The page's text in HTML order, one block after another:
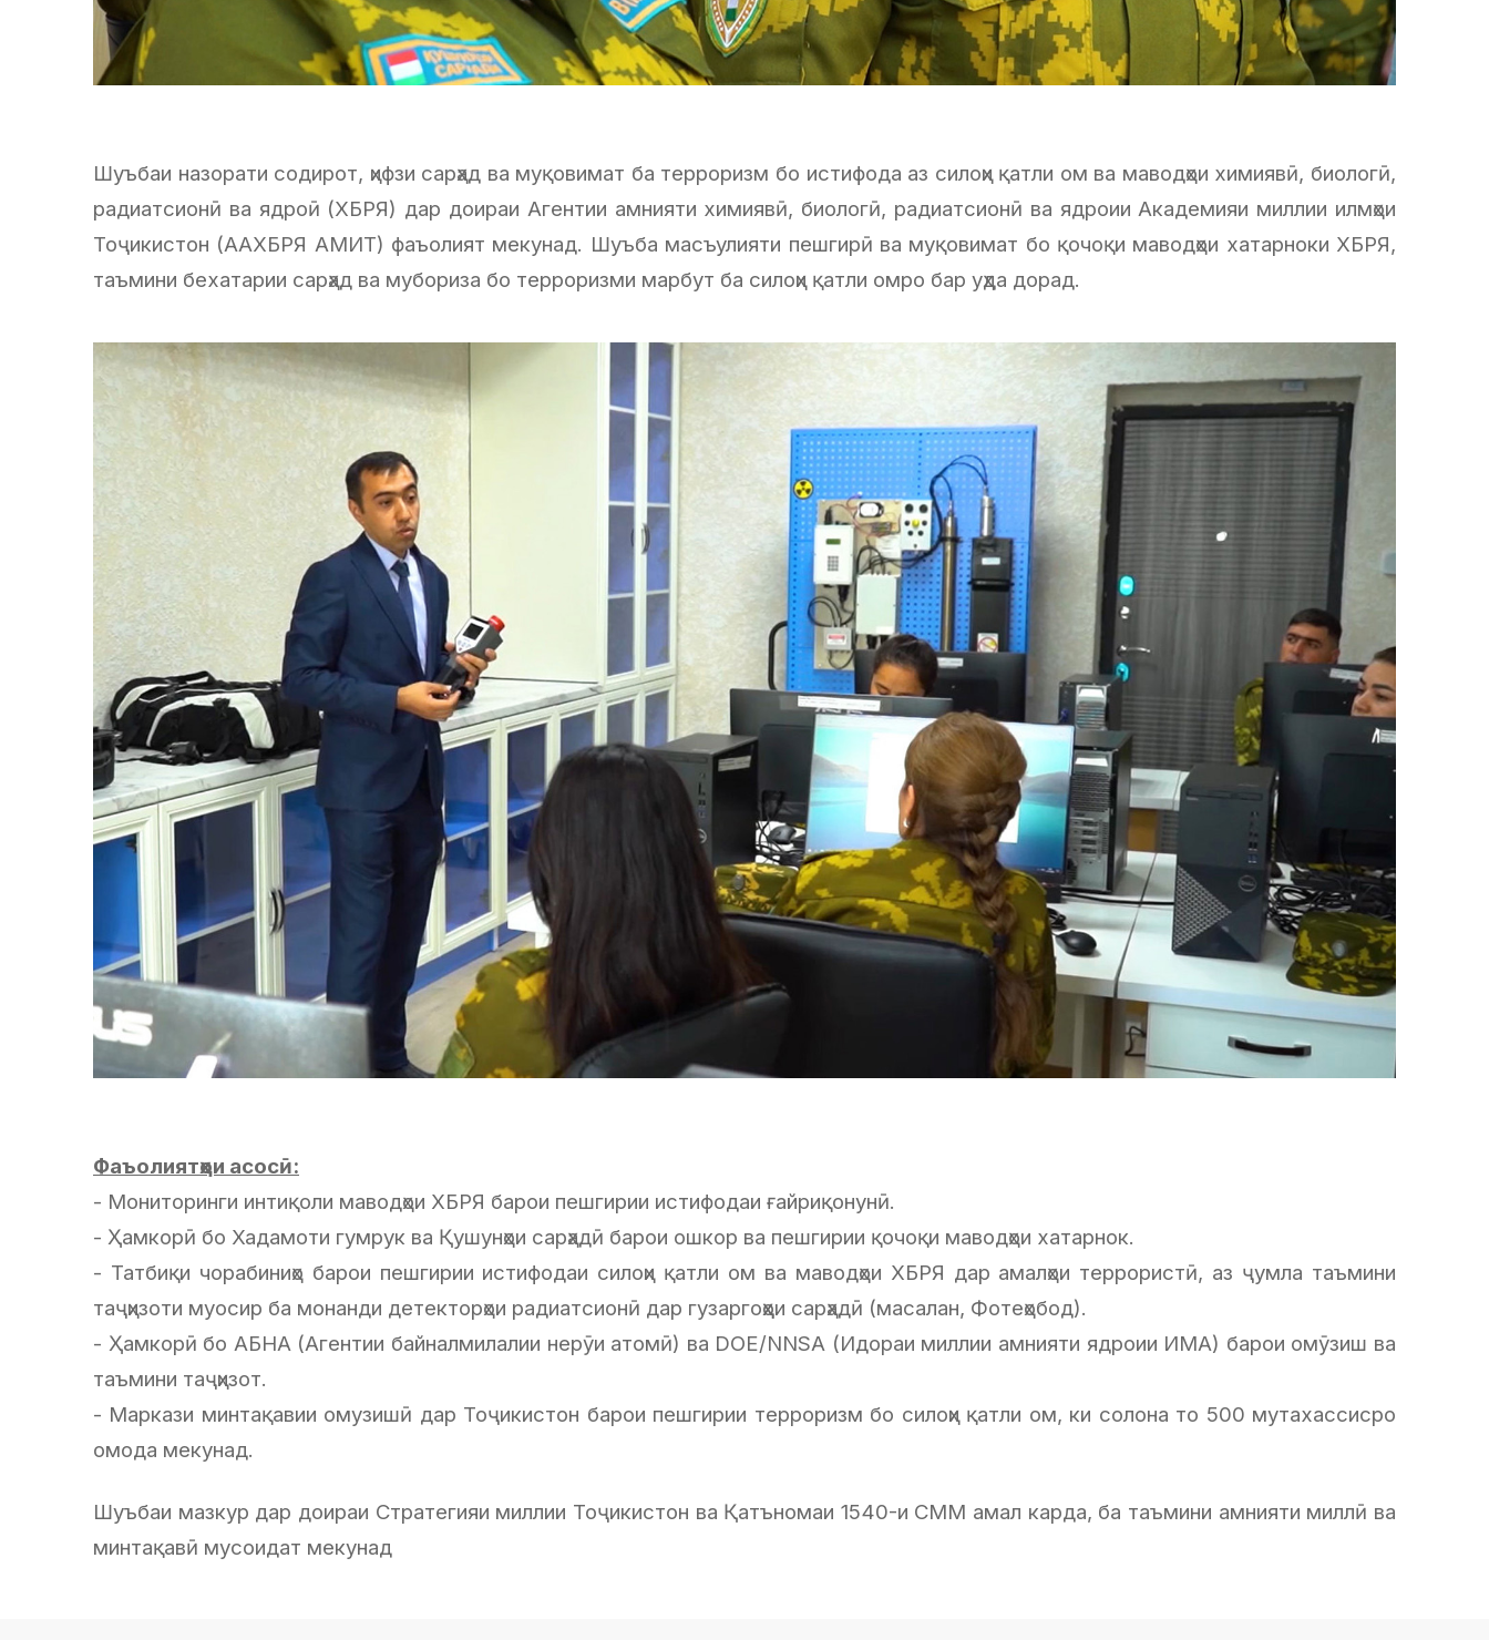
Шуъбаи назорати содирот, ҳифзи сарҳад ва муқовимат ба терроризм бо истифода аз силоҳи қатли ом ва маводҳои химиявӣ, биологӣ,
радиатсионӣ ва ядроӣ (ХБРЯ) дар доираи Агентии амнияти химиявӣ, биологӣ, радиатсионӣ ва ядроии Академияи миллии илмҳои
Тоҷикистон (ААХБРЯ АМИТ) фаъолият мекунад. Шуъба масъулияти пешгирӣ ва муқовимат бо қочоқи маводҳои хатарноки ХБРЯ,
таъмини бехатарии сарҳад ва мубориза бо терроризми марбут ба силоҳи қатли омро бар уҳда дорад.
Фаъолиятҳои асосӣ:
- Мониторинги интиқоли маводҳои ХБРЯ барои пешгирии истифодаи ғайриқонунӣ.
- Ҳамкорӣ бо Хадамоти гумрук ва Қушунҳои сарҳадӣ барои ошкор ва пешгирии қочоқи маводҳои хатарнок.
- Татбиқи чорабиниҳо барои пешгирии истифодаи силоҳи қатли ом ва маводҳои ХБРЯ дар амалҳои террористӣ, аз ҷумла таъмини
таҷҳизоти муосир ба монанди детекторҳои радиатсионӣ дар гузаргоҳҳои сарҳадӣ (масалан, Фотеҳобод).
- Ҳамкорӣ бо АБНА (Агентии байналмилалии нерӯи атомӣ) ва DOE/NNSA (Идораи миллии амнияти ядроии ИМА) барои омӯзиш ва
таъмини таҷҳизот.
- Маркази минтақавии омузишӣ дар Тоҷикистон барои пешгирии терроризм бо силоҳи қатли ом, ки солона то 500 мутахассисро
омода мекунад.
Шуъбаи мазкур дар доираи Стратегияи миллии Тоҷикистон ва Қатъномаи 1540-и СММ амал карда, ба таъмини амнияти миллӣ ва
минтақавӣ мусоидат мекунад